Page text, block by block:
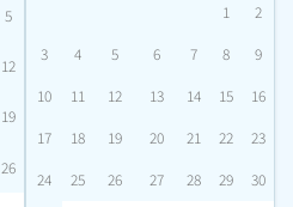
5
12
19
26
1 2
3 4 5 6 7 8 9
10 11 12 13 14 15 16
17 18 19 20 21 22 23
24 25 26 27 28 29 30